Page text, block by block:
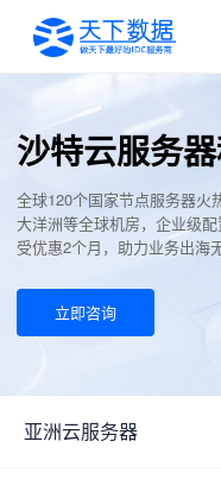
沙特云服务
全球120个国家节点服务器火
大洋洲等全球机房，企业级
受优惠2个月，助力业务出海
立即咨询
亚洲云服务器